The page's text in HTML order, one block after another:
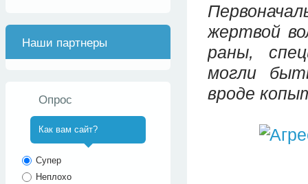
жертвой
раны,
могли
вроде
Наши партнеры
Опрос
Как вам сайт?
Супер
Неплохо